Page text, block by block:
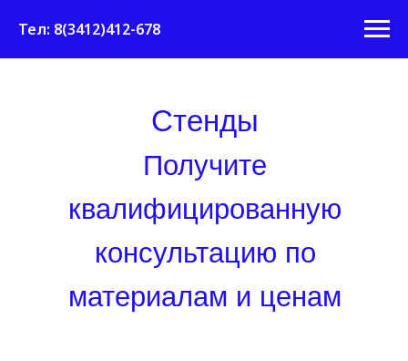
Тел: 8(3412)412-678
Стенды
Получите
квалифицированную
консультацию по
материалам и ценам